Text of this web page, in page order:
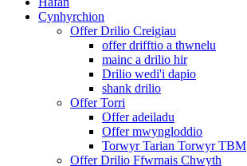
Cynhyrchion
Offer Drilio Creigiau
offer drifftio a thwnelu
mainc a drilio hir
Drilio wedi'i dapio
shank drilio
Offer Torri
Offer adeiladu
Offer mwyngloddio
Torwyr Tarian Torwyr TBM
Offer Drilio Ffwrnais Chwyth